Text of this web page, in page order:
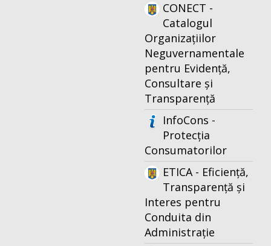
CONECT -
Catalogul
Organizațiilor
Neguvernamentale
pentru Evidență,
Consultare și
Transparență
InfoCons -
Protecția
Consumatorilor
ETICA - Eficiență,
Transparență și
Interes pentru
Conduita din
Administrație